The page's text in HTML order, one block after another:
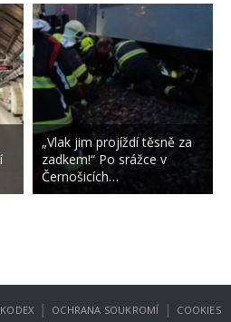
„Vlak jim projíždí těsně za
zadkem!“ Po srážce v
Černošicích…
| OCHRANA SOUKROMÍ | COOKIES